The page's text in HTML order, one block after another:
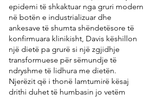
epidemi të shkaktuar nga gruri modern
në botën e industrializuar dhe
ankesave të shumta shëndetësore të
konfirmuara klinikisht, Davis këshillon
një dietë pa grurë si një zgjidhje
transformuese për sëmundje të
ndryshme të lidhura me dietën.
Njerëzit që i thonë lamtumirë kësaj
drithi duhet të humbasin jo vetëm